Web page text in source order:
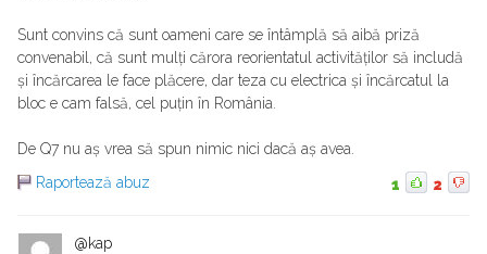
Sunt convins că sunt oameni care se întâmplă să aibă priză
convenabil, că sunt mulți cărora reorientatul activităților să includă
și încărcarea le face plăcere, dar teza cu electrica și încărcatul la
bloc e cam falsă, cel puțin în România.
De Q7 nu aș vrea să spun nimic nici dacă aș avea.
Raportează abuz
1 2
@kap